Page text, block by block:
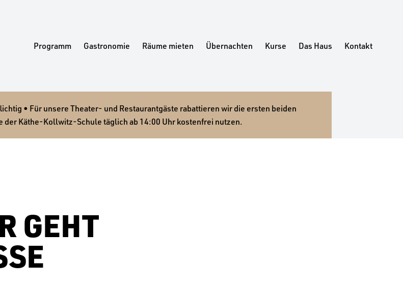
Programm Gastronomie Räume mieten Übernachten Kurse Das Haus Kontakt
• Für unsere Theater- und Restaurantgäste rabattieren wir die ersten beiden
der Käthe-Kollwitz-Schule täglich ab 14:00 Uhr kostenfrei nutzen.
GEHT
W